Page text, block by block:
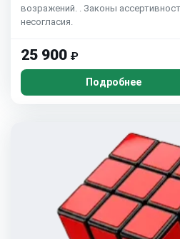
возражений. . Законы
несогласия.
25 900 ₽
Подробнее